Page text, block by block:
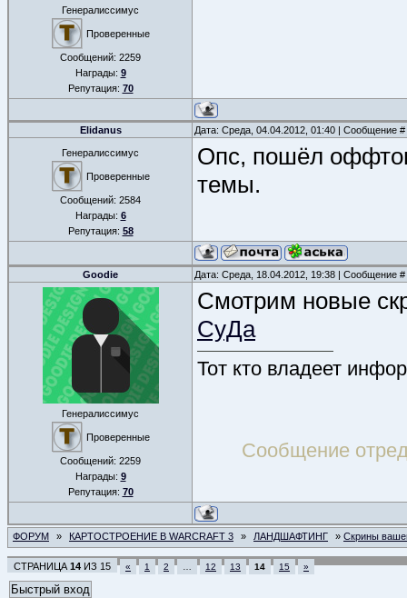
Генералиссимус
Проверенные
Сообщений: 2259
Награды: 9
Репутация: 70
Elidanus Дата: Среда, 04.04.2012, 01:40 | Сообщение #
Генералиссимус
Проверенные
Сообщений: 2584
Награды: 6
Репутация: 58
Опс, пошёл
темы.
Goodie Дата: Среда, 18.04.2012, 19:38 | Сообщение #
Генералиссимус
Проверенные
Сообщений: 2259
Награды: 9
Репутация: 70
Смотрим новые
СуДа
Тот кто владеет
Сообщение
ФОРУМ » КАРТОСТРОЕНИЕ В WARCRAFT 3 » ЛАНДШАФТИНГ » Скрины
СТРАНИЦА 14 ИЗ 15 « 1 2 12 13 14 15 »